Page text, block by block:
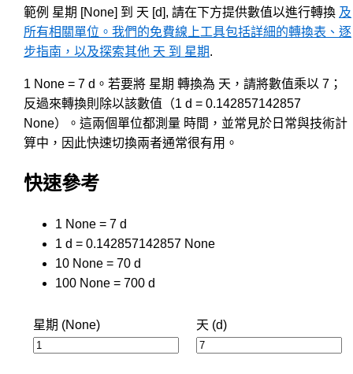
範例 星期 [None] 到 天 [d], 請在下方提供數值以進行轉換 及
所有相關單位。我們的免費線上工具包括詳細的轉換表、逐
步指南，以及探索其他 天 到 星期.
1 None = 7 d。若要將 星期 轉換為 天，請將數值乘以 7；
反過來轉換則除以該數值（1 d = 0.142857142857
None）。這兩個單位都測量 時間，並常見於日常與技術計
算中，因此快速切換兩者通常很有用。
快速參考
1 None = 7 d
1 d = 0.142857142857 None
10 None = 70 d
100 None = 700 d
星期 (None) 天 (d)